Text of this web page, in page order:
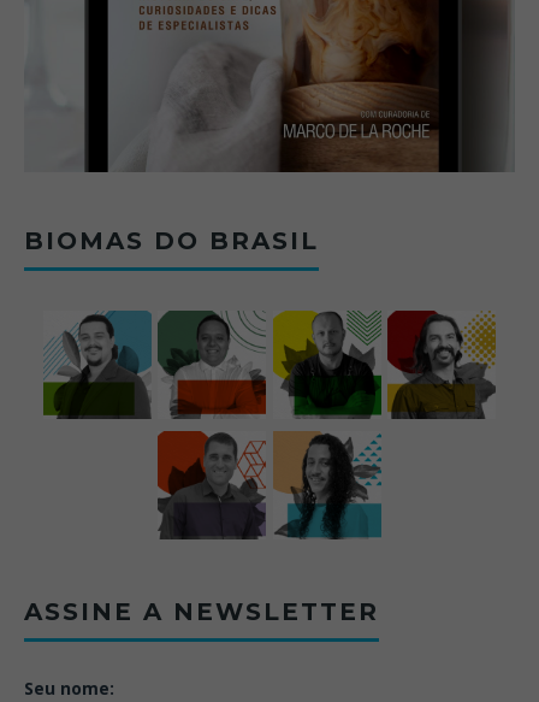
BIOMAS DO BRASIL
ASSINE A NEWSLETTER
Seu nome: